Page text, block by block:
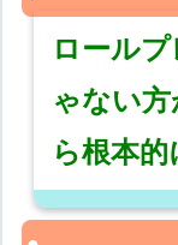
ロール
ゃない
ら根本